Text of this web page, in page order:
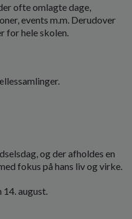
ofte omlagte dage,
events m.m. Derudover
for hele skolen.
og der afholdes en
fokus på hans liv og virke.
august.